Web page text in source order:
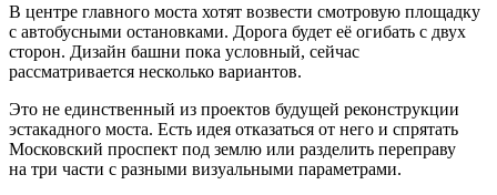
В центре главного моста хотят возвести смотровую площадку
с автобусными остановками. Дорога будет её огибать с двух
сторон. Дизайн башни пока условный, сейчас
рассматривается несколько вариантов.
Это не единственный из проектов будущей реконструкции
эстакадного моста. Есть идея отказаться от него и спрятать
Московский проспект под землю или разделить переправу
на три части с разными визуальными параметрами.